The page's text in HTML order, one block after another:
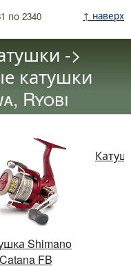
по 2340 ↑ наверх
->
катушки
Ryobi
Shimano
Catana FB